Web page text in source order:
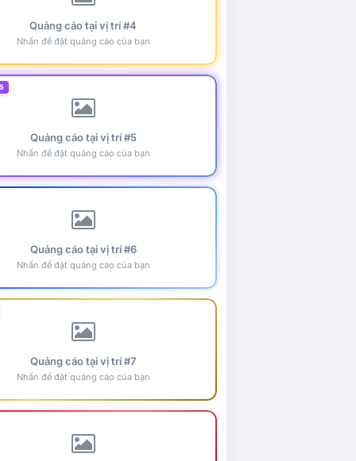
Quảng cáo tại vị trí #4
Nhấn để đặt quảng cáo của bạn
Quảng cáo tại vị trí #5
Nhấn để đặt quảng cáo của bạn
Quảng cáo tại vị trí #6
Nhấn để đặt quảng cáo của bạn
Quảng cáo tại vị trí #7
Nhấn để đặt quảng cáo của bạn